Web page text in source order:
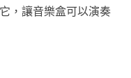
，讓音樂盒可以演奏